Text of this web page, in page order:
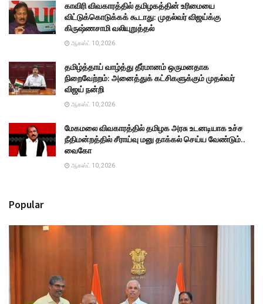
காவிரி விவகாரத்தில் தமிழகத்தின் உரிமையை
விட்டுக்கொடுக்கக் கூடாது: முதல்வர் விஜய்க்கு
கிருஷ்ணசாமி வலியுறுத்தல்
ஆகஸ்ட் 10, 2026
தமிழ்த்தாய் வாழ்த்து தீர்மானம் ஒருமனதாக
நிறைவேற்றம்: அனைத்துக் கட்சிகளுக்கும் முதல்வர்
விஜய் நன்றி
ஆகஸ்ட் 10, 2026
மேகமலை விவகாரத்தில் தமிழக அரசு உடனடியாக உச்ச
நீதிமன்றத்தில் சீராய்வு மனு தாக்கல் செய்ய வேண்டும்..
வைகோ
ஆகஸ்ட் 10, 2026
Popular